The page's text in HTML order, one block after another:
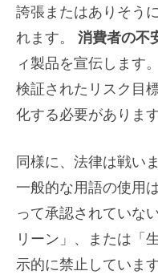
誇張またはありそう
れます。 消費者の不
ィ製品を宣伝します
検証されたリスク目
化する必要があります
同様に、法律は戦い
一般的な用語の使用
って承認されていな
リーン」、または「
示的に禁止していま